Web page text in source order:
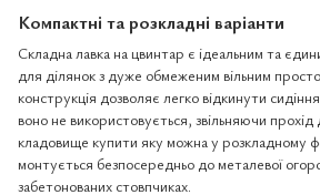
Компактні та розкладні варіанти
Складна лавка на цвинтар є ідеальним та
для ділянок з дуже обмеженим вільним
конструкція дозволяє легко відкинути
воно не використовується, звільняючи прохід
кладовище купити яку можна у розкладному
монтується безпосередньо до металевої
забетонованих стовпчиках.